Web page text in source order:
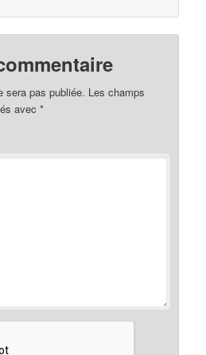
sera pas publiée. Les champs
avec*